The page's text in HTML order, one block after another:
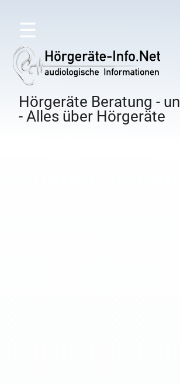
☰
Hörgeräte Beratung -
- Alles über Hörgeräte